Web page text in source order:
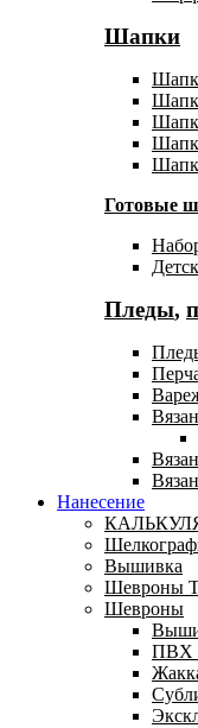
Шапки
Готовые
Пледы,
Нанесение
Вышивка
Шевроны
Шевроны
ПВХ